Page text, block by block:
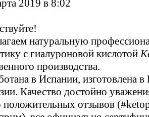
2019 в 8:02
натуральную
с гиалуроновой кислотой
производства.
в Испании, изготовлена
Качество достойно
положительных отзывов